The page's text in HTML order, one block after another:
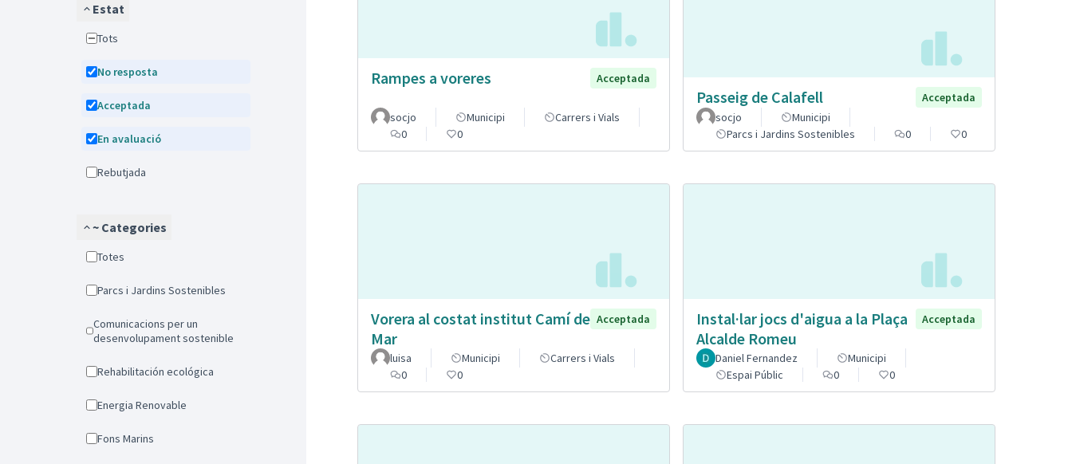
Estat
Tots
No resposta
Acceptada
En avaluació
Rebutjada
~ Categories
Totes
Parcs i Jardins Sostenibles
Comunicacions per un
desenvolupament sostenible
Rehabilitación ecológica
Energia Renovable
Fons Marins
Rampes a voreres Acceptada
socjo Municipi
Carrers i Vials
0
0
Passeig de Calafell
Acceptada
socjo
Municipi
Parcs i Jardins Sostenibles
0 0
Vorera al costat institut Camí de
Mar
Acceptada
luisa Municipi
Carrers i Vials
0
0
Instal·lar jocs d'aigua a la Plaça
Alcalde Romeu
Acceptada
Daniel Fernandez
Municipi
Espai Públic
0 0